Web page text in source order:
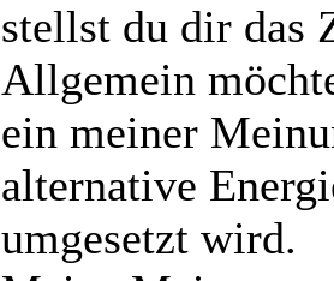
stellst du dir das
Allgemein
ein meiner
alternative
umgesetzt wird.